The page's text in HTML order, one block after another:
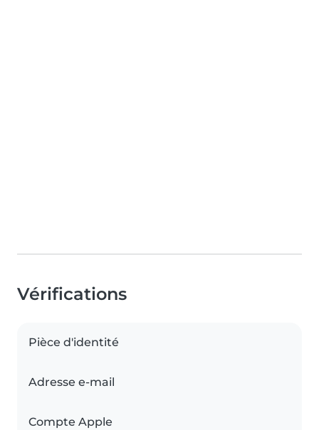
Vérifications
Pièce d'identité
Adresse e-mail
Compte Apple